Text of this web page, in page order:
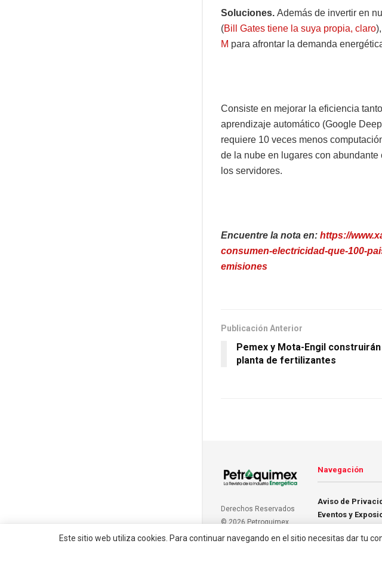
Soluciones. Además de invertir en
(Bill Gates tiene la suya propia, claro
M para afrontar la demanda
Consiste en mejorar la eficiencia
aprendizaje automático (Google
requiere 10 veces menos
de la nube en lugares con
los servidores.
Encuentre la nota en: https://
consumen-electricidad-que-100-
emisiones
Publicación Anterior
Pemex y Mota-Engil construirán
planta de fertilizantes
Derechos Reservados
© 2026 Petroquimex.
Navegación
Aviso de
Eventos y
Este sitio web utiliza cookies. Para continuar navegando en el sitio necesitas dar tu